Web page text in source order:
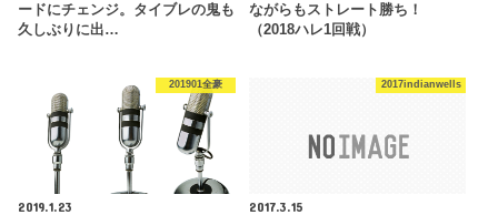
ードにチェンジ。タイブレの鬼も
久しぶりに出…
ながらもストレート勝ち！
（2018ハレ1回戦）
201901全豪
2019.1.23
2017indianwells
2017.3.15